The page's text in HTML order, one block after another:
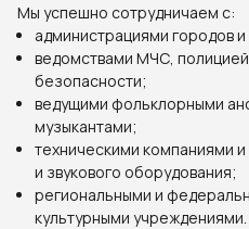
Мы успешно сотрудничаем с:
администрациями городов
ведомствами МЧС,
безопасности;
ведущими фольклорными
музыкантами;
техническими компаниями
и звукового оборудования;
региональными и
культурными учреждениями.